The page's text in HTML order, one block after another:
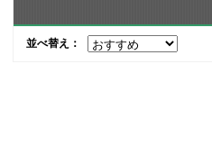
並べ替え：